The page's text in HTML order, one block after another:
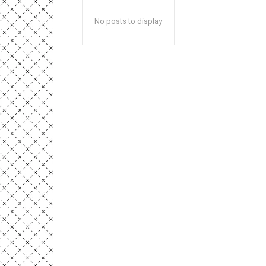
No posts to display